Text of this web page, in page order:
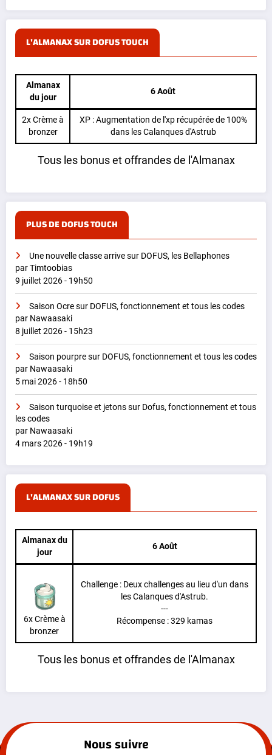
L'ALMANAX SUR DOFUS TOUCH
Almanax
du jour
6 Août
2x Crème à
bronzer
XP : Augmentation de l'xp récupérée de 100%
dans les Calanques d'Astrub
Tous les bonus et offrandes de l'Almanax
PLUS DE DOFUS TOUCH
Une nouvelle classe arrive sur DOFUS, les Bellaphones
par Timtoobias
9 juillet 2026 - 19h50
Saison Ocre sur DOFUS, fonctionnement et tous les codes
par Nawaasaki
8 juillet 2026 - 15h23
Saison pourpre sur DOFUS, fonctionnement et tous les codes
par Nawaasaki
5 mai 2026 - 18h50
Saison turquoise et jetons sur Dofus, fonctionnement et tous
les codes
par Nawaasaki
4 mars 2026 - 19h19
L'ALMANAX SUR DOFUS
Almanax du
jour
6 Août
6x Crème à
bronzer
Challenge : Deux challenges au lieu d'un dans
les Calanques d'Astrub.
---
Récompense : 329 kamas
Tous les bonus et offrandes de l'Almanax
Nous suivre